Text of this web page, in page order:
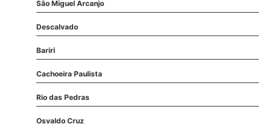
São Miguel Arcanjo
Descalvado
Bariri
Cachoeira Paulista
Rio das Pedras
Osvaldo Cruz